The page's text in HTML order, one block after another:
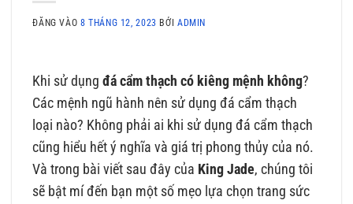
ĐĂNG VÀO 8 THÁNG 12, 2023 BỞI ADMIN
Khi sử dụngđá cẩm thạch có kiêng mệnh không?
Các mệnh ngũ hành nên sử dụng đá cẩm thạch
loại nào? Không phải ai khi sử dụng đá cẩm thạch
cũng hiểu hết ý nghĩa và giá trị phong thủy của nó.
Và trong bài viết sau đây của King Jade, chúng tôi
sẽ bật mí đến bạn một số mẹo lựa chọn trang sức